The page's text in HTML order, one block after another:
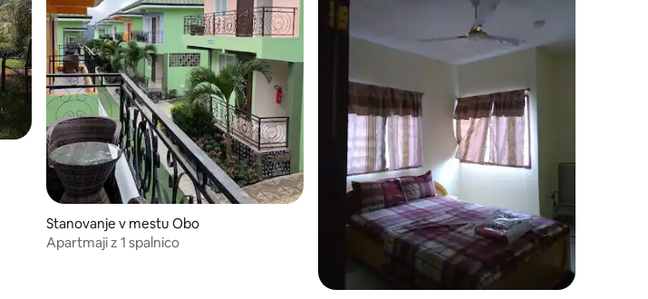
Stanovanje v mestu Obo
Apartmaji z 1 spalnico